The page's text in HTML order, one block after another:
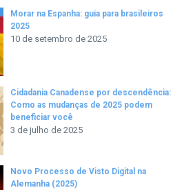
Morar na Espanha: guia para brasileiros
2025
10 de setembro de 2025
Cidadania Canadense por descendência:
Como as mudanças de 2025 podem
beneficiar você
3 de julho de 2025
Novo Processo de Visto Digital na
Alemanha (2025)